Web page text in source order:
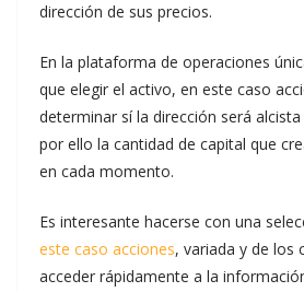
dirección de sus precios.
En la plataforma de operaciones
que elegir el activo, en este caso
determinar sí la dirección será
por ello la cantidad de capital que
en cada momento.
Es interesante hacerse con una
este caso acciones, variada y de los
acceder rápidamente a la